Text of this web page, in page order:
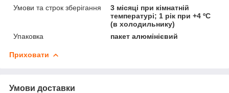
Умови та строк зберігання
3 місяці при кімнатній
температурі; 1 рік при +4 ºС
(в холодильнику)
Упаковка
пакет алюмінієвий
Приховати
Умови доставки